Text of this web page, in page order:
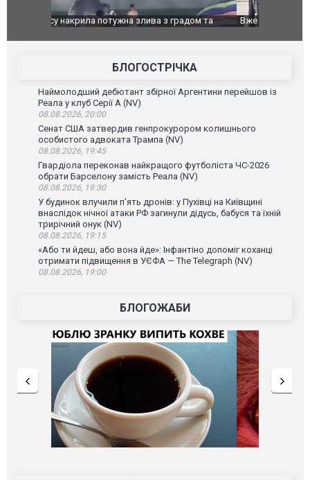
Вже вивели на тести: Ferrari готує оновлення
позашляховика Purosangue. ВІДЕО
Вийшов
фільму
БЛОГОСТРІЧКА
Наймолодший дебютант збірної Аргентини перейшов із
Реала у клуб Серії А (NV)
08.08.2026, 20:00
Сенат США затвердив генпрокурором колишнього
особистого адвоката Трампа (NV)
08.08.2026, 19:45
Гвардіола переконав найкращого футболіста ЧС-2026
обрати Барселону замість Реала (NV)
08.08.2026, 19:30
У будинок влучили п’ять дронів: у Пухівці на Київщині
внаслідок нічної атаки РФ загинули дідусь, бабуся та їхній
трирічний онук (NV)
08.08.2026, 19:15
«Або ти йдеш, або вона йде»: Інфантіно допоміг коханці
отримати підвищення в УЄФА — The Telegraph (NV)
08.08.2026, 19:00
БЛОГОЖАБИ